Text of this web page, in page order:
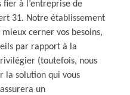
fier à l’entreprise de
31. Notre établissement
cerner vos besoins,
par rapport à la
(toutefois, nous
la solution qui vous
un